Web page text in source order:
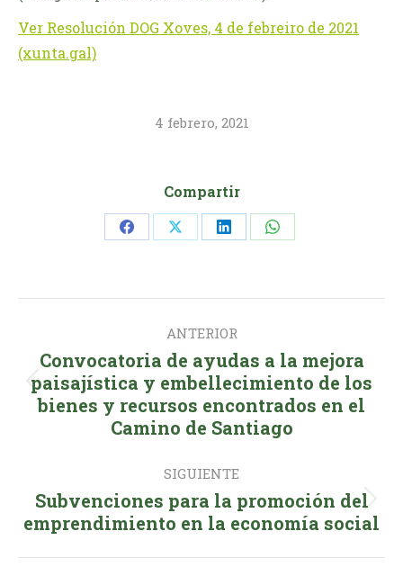
Ver Resolución DOG Xoves, 4 de febreiro de 2021
(xunta.gal)
4 febrero, 2021
Compartir
Share Share Share Share
entre
publicaciones
ANTERIOR
Publicación
anterior:
Convocatoria de ayudas a la mejora
paisajística y embellecimiento de los
bienes y recursos encontrados en el
Camino de Santiago
SIGUIENTE
Publicación
siguiente:
Subvenciones para la promoción del
emprendimiento en la economía social